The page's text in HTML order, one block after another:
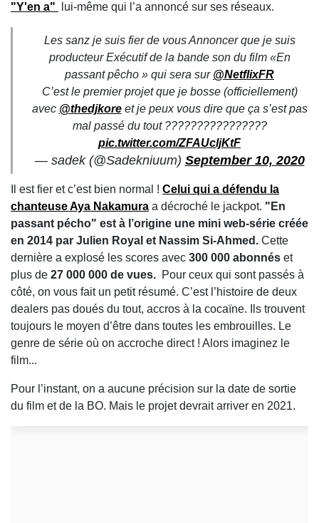
"Y'en a"
lui-même qui l’a annoncé sur ses réseaux.
Les sanz je suis fier de vous Annoncer que je suis
producteur Exécutif de la bande son du film «En
passant pêcho » qui sera sur @NetflixFR
C’est le premier projet que je bosse (officiellement)
avec @thedjkoreet je peux vous dire que ça s’est pas
mal passé du tout ????????????????
pic.twitter.com/ZFAUcljKtF
— sadek (@Sadekniuum) September 10, 2020
Il est fier et c’est bien normal ! Celui qui a défendu la
chanteuse Aya Nakamura a décroché le jackpot. "En
passant pécho" est à l’origine une mini web-série créée
en 2014 par Julien Royal et Nassim Si-Ahmed. Cette
dernière a explosé les scores avec 300 000 abonnés et
plus de 27 000 000 de vues. Pour ceux qui sont passés à
côté, on vous fait un petit résumé. C’est l’histoire de deux
dealers pas doués du tout, accros à la cocaïne. Ils trouvent
toujours le moyen d’être dans toutes les embrouilles. Le
genre de série où on accroche direct ! Alors imaginez le
film...
Pour l’instant, on a aucune précision sur la date de sortie
du film et de la BO. Mais le projet devrait arriver en 2021.